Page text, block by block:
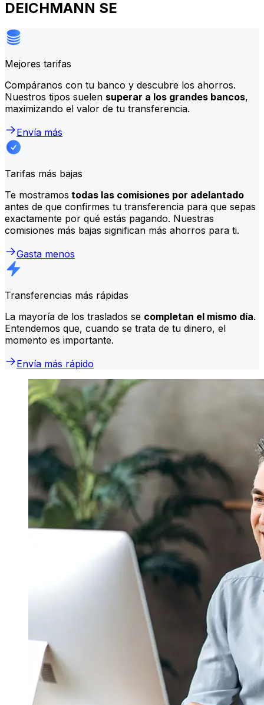
DEICHMANN SE
Mejores tarifas
Compáranos con tu banco y descubre los ahorros.
Nuestros tipos suelen superar a los grandes bancos,
maximizando el valor de tu transferencia.
Envía más
Tarifas más bajas
Te mostramos todas las comisiones por adelantado
antes de que confirmes tu transferencia para que sepas
exactamente por qué estás pagando. Nuestras
comisiones más bajas significan más ahorros para ti.
Gasta menos
Transferencias más rápidas
La mayoría de los traslados se completan el mismo día.
Entendemos que, cuando se trata de tu dinero, el
momento es importante.
Envía más rápido